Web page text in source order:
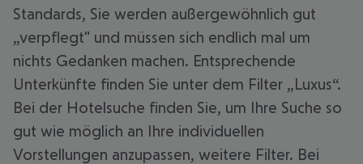
Standards, Sie werden außergewöhnlich gut
„verpflegt" und müssen sich endlich mal um
nichts Gedanken machen. Entsprechende
Unterkünfte finden Sie unter dem Filter „Luxus“.
Bei der Hotelsuche finden Sie, um Ihre Suche so
gut wie möglich an Ihre individuellen
Vorstellungen anzupassen, weitere Filter. Bei